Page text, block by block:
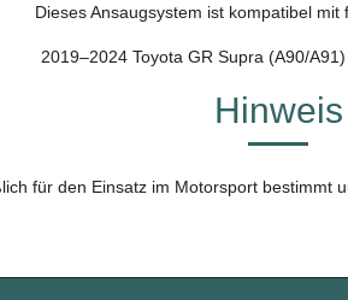
Dieses Ansaugsystem ist kompatibel
2019–2024 Toyota GR Supra (A90/
Hinweis
für den Einsatz im Motorsport bestimmt